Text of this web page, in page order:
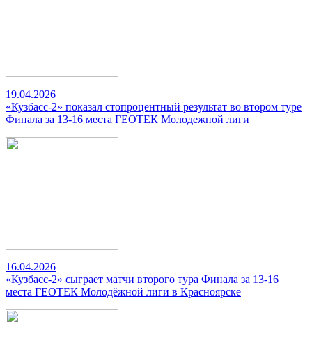
19.04.2026
«Кузбасс-2» показал стопроцентный результат во втором туре
Финала за 13-16 места ГЕОТЕК Молодежной лиги
16.04.2026
«Кузбасс-2» сыграет матчи второго тура Финала за 13-16
места ГЕОТЕК Молодёжной лиги в Красноярске